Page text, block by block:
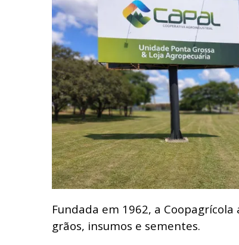
Fundada em 1962, a
grãos, insumos e sementes.